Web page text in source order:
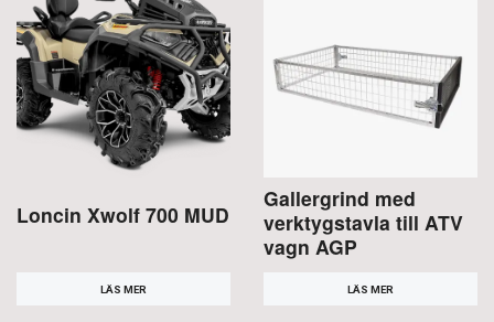
Loncin Xwolf 700 MUD
LÄS MER
Gallergrind med
verktygstavla till ATV
vagn AGP
LÄS MER